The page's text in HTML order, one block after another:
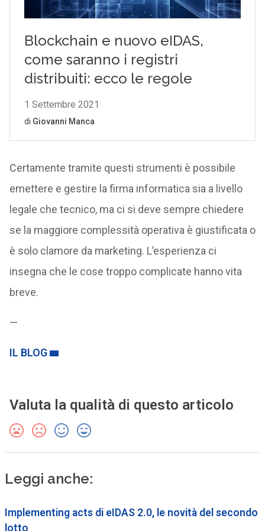
Certamente tramite questi strumenti è possibile
emettere e gestire la firma informatica sia a livello
legale che tecnico, ma ci si deve sempre chiedere
se la maggiore complessità operativa è giustificata o
è solo clamore da marketing. L’esperienza ci
insegna che le cose troppo complicate hanno vita
breve.
—
IL BLOG
Valuta la qualità di questo articolo
Leggi anche:
Implementing acts di eIDAS 2.0, le novità del secondo
lotto